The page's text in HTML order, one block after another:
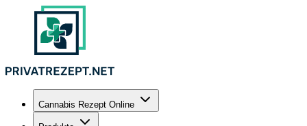
Cannabis Rezept Online